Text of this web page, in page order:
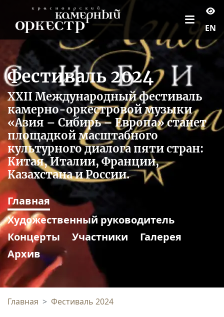
EN
Фестиваль 2024
XXII Международный фестиваль
камерно-оркестровой музыки
«Азия – Сибирь – Европа» станет
площадкой масштабного
культурного диалога пяти стран:
Китая, Италии, Франции,
Казахстана и России.
Главная
Художественный руководитель
Концерты
Участники
Галерея
Архив
Главная Фестиваль 2024